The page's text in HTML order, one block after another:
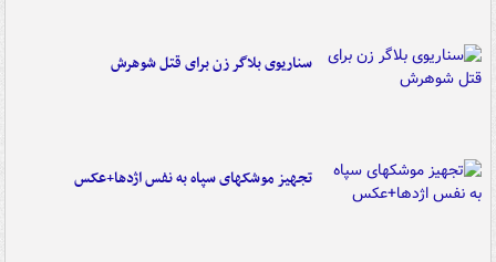
سناریوی بلاگر زن برای قتل شوهرش
تجهیز موشکهای سپاه به نفس اژدها+عکس